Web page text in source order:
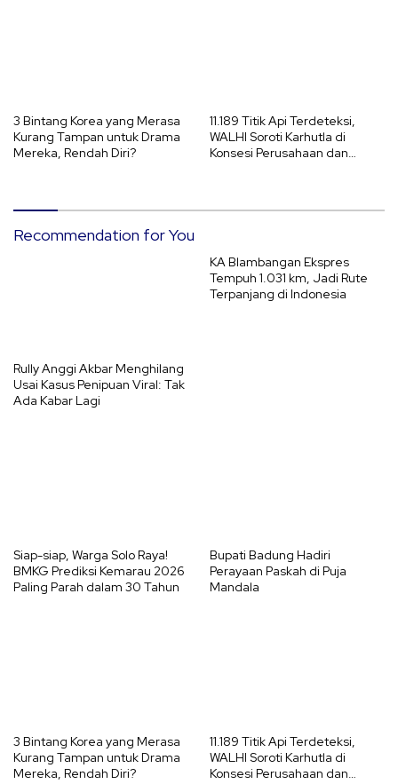
3 Bintang Korea yang Merasa
Kurang Tampan untuk Drama
Mereka, Rendah Diri?
11.189 Titik Api Terdeteksi,
WALHI Soroti Karhutla di
Konsesi Perusahaan dan
Recommendation for You
Rully Anggi Akbar Menghilang
Usai Kasus Penipuan Viral: Tak
Ada Kabar Lagi
KA Blambangan Ekspres
Tempuh 1.031 km, Jadi Rute
Terpanjang di Indonesia
Siap-siap, Warga Solo Raya!
BMKG Prediksi Kemarau 2026
Paling Parah dalam 30 Tahun
Bupati Badung Hadiri
Perayaan Paskah di Puja
Mandala
3 Bintang Korea yang Merasa
Kurang Tampan untuk Drama
Mereka, Rendah Diri?
11.189 Titik Api Terdeteksi,
WALHI Soroti Karhutla di
Konsesi Perusahaan dan